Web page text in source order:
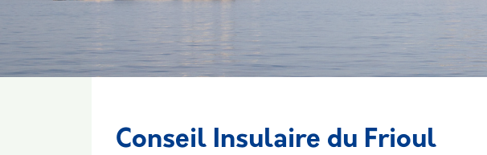
Conseil Insulaire du Frioul